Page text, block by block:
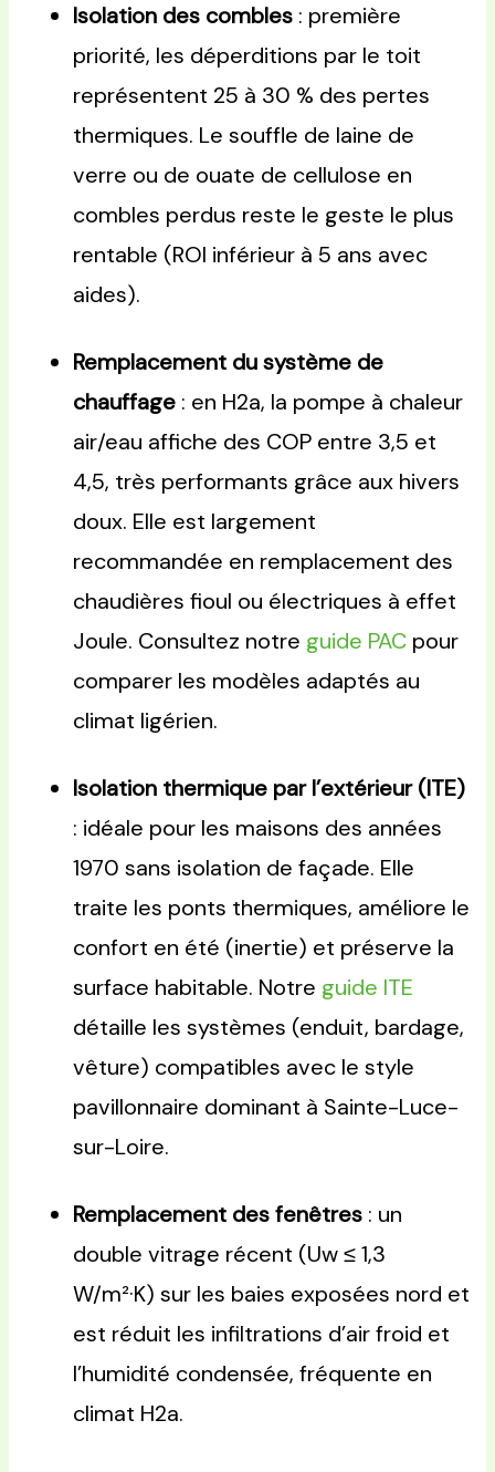
Isolation des combles : première
priorité, les déperditions par le toit
représentent 25 à 30 % des pertes
thermiques. Le souffle de laine de
verre ou de ouate de cellulose en
combles perdus reste le geste le plus
rentable (ROI inférieur à 5 ans avec
aides).
Remplacement du système de
chauffage : en H2a, la pompe à chaleur
air/eau affiche des COP entre 3,5 et
4,5, très performants grâce aux hivers
doux. Elle est largement
recommandée en remplacement des
chaudières fioul ou électriques à effet
Joule. Consultez notre guide PAC pour
comparer les modèles adaptés au
climat ligérien.
Isolation thermique par l’extérieur (ITE)
: idéale pour les maisons des années
1970 sans isolation de façade. Elle
traite les ponts thermiques, améliore le
confort en été (inertie) et préserve la
surface habitable. Notre guide ITE
détaille les systèmes (enduit, bardage,
vêture) compatibles avec le style
pavillonnaire dominant à Sainte-Luce-
sur-Loire.
Remplacement des fenêtres : un
double vitrage récent (Uw ≤ 1,3
W/m²·K) sur les baies exposées nord et
est réduit les infiltrations d’air froid et
l’humidité condensée, fréquente en
climat H2a.